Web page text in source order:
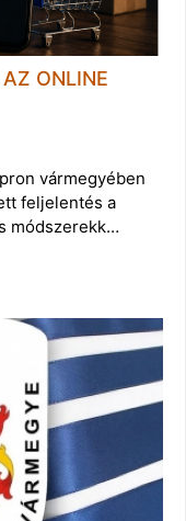
ONLINE
vármegyében
feljelentés a
módszerekk…